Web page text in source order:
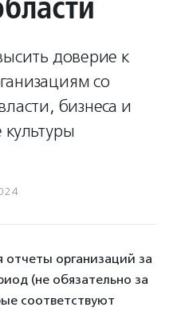
доверие к
со
бизнеса и
организаций за
(не обязательно за
соответствуют